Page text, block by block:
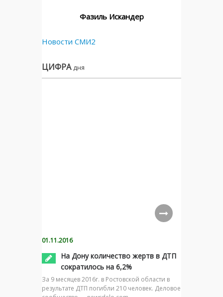
Фазиль Искандер
Новости СМИ2
ЦИФРА дня
01.11.2016
На Дону количество жертв в ДТП
сократилось на 6,2%
За 9 месяцев 2016г. в Ростовской области в
результате ДТП погибли 210 человек. Деловое